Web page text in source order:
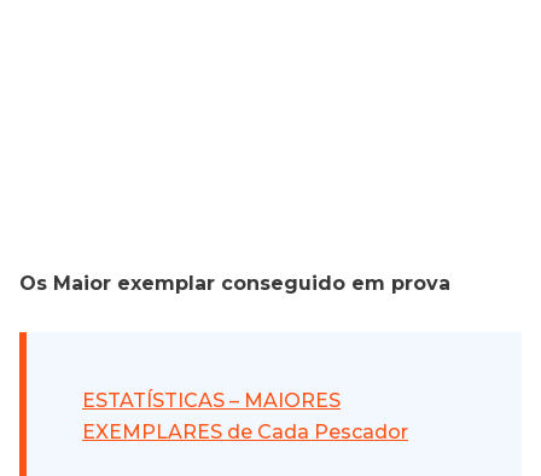
Os Maior exemplar conseguido em prova
ESTATÍSTICAS – MAIORES
EXEMPLARES de Cada Pescador